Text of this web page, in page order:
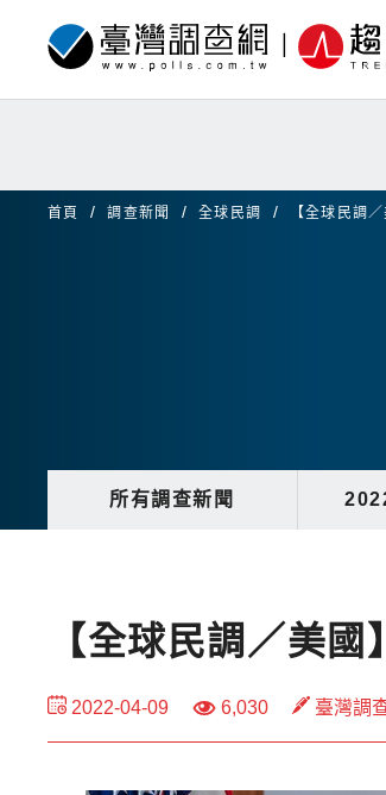
首頁 調查新聞 全球民調 【全球民調
所有調查新聞
【全球民調／美
2022-04-09 6,030 臺灣調